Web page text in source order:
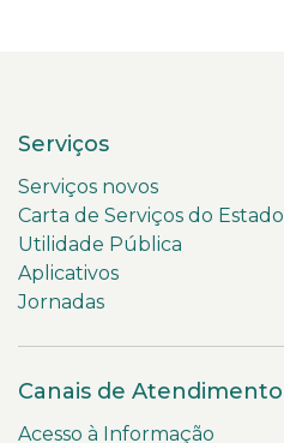
Serviços
Serviços novos
Carta de Serviços do Estado
Utilidade Pública
Aplicativos
Jornadas
Canais de Atendimento
Acesso à Informação